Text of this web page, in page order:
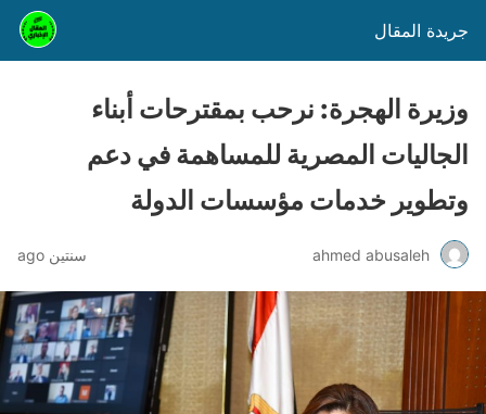
جريدة المقال
وزيرة الهجرة: نرحب بمقترحات أبناء
الجاليات المصرية للمساهمة في دعم
وتطوير خدمات مؤسسات الدولة
ahmed abusaleh سنتين ago